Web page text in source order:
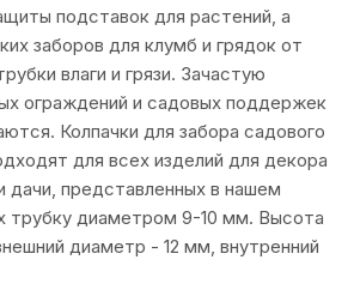
подставок для растений, а
заборов для клумб и грядок от
влаги и грязи. Зачастую
ограждений и садовых поддержек
Колпачки для забора садового
для всех изделий для декора
дачи, представленных в нашем
трубку диаметром 9-10 мм. Высота
диаметр - 12 мм, внутренний